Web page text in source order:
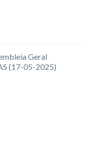
Geral
(17-05-2025)